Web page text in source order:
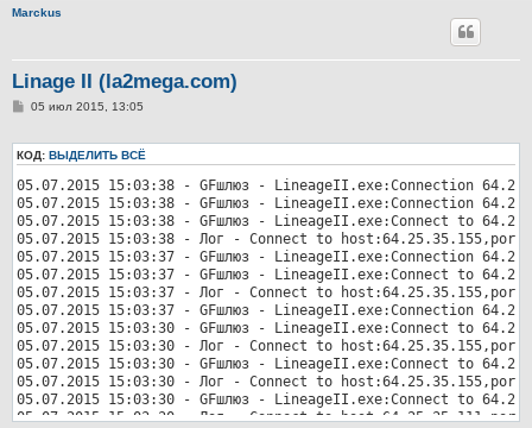
Marckus
Linage II (la2mega.com)
С
б
щ
н
и
е
05 июл 2015, 13:05
КОД: ВЫДЕЛИТЬ ВСЁ
05.07.2015 15:03:38 - GFшлюз - LineageII.exe:Connection
05.07.2015 15:03:38 - GFшлюз - LineageII.exe:Connection
05.07.2015 15:03:38 - GFшлюз - LineageII.exe:Connect to
05.07.2015 15:03:38 - Лог - Connect to
05.07.2015 15:03:37 - GFшлюз - LineageII.exe:Connection
05.07.2015 15:03:37 - GFшлюз - LineageII.exe:Connect to
05.07.2015 15:03:37 - Лог - Connect to
05.07.2015 15:03:37 - GFшлюз - LineageII.exe:Connection
05.07.2015 15:03:30 - GFшлюз - LineageII.exe:Connect to
05.07.2015 15:03:30 - Лог - Connect to
05.07.2015 15:03:30 - GFшлюз - LineageII.exe:Connect to
05.07.2015 15:03:30 - Лог - Connect to
05.07.2015 15:03:30 - GFшлюз - LineageII.exe:Connect to
05.07.2015 15:03:30 - Лог - Connect to